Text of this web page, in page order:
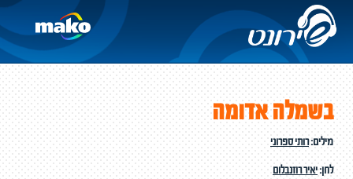
בשמלה אדומה
מילים:רותי ספרוני
לחן:יאיר רוזנבלום